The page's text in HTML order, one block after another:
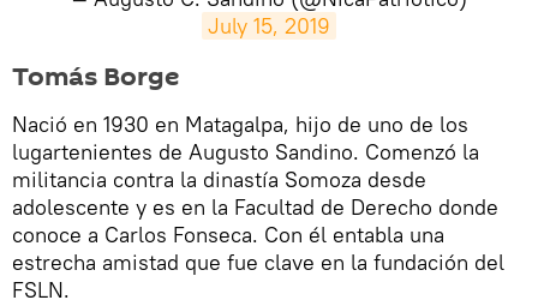
July 15, 2019
​Tomás Borge
Nació en 1930 en Matagalpa, hijo de uno de los
lugartenientes de Augusto Sandino. Comenzó la
militancia contra la dinastía Somoza desde
adolescente y es en la Facultad de Derecho donde
conoce a Carlos Fonseca. Con él entabla una
estrecha amistad que fue clave en la fundación del
FSLN.